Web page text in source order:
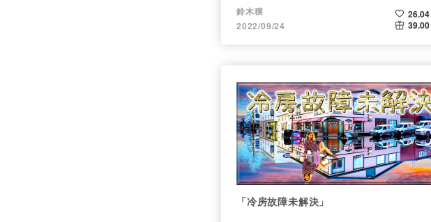
鈴木穣
2022/09/24
26.04
39.00
「冷房故障未解決」